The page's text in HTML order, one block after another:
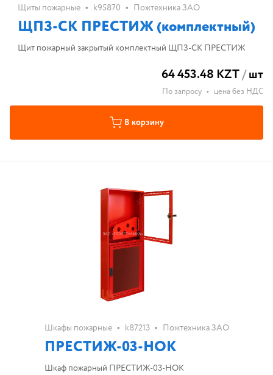
Щиты пожарные • k95870 • Пожтехника ЗАО
ЩПЗ-СК ПРЕСТИЖ (комплектный)
Щит пожарный закрытый комплектный ЩПЗ-СК ПРЕСТИЖ
64 453.48 KZT/шт
По запросу • цена без НДС
В корзину
Шкафы пожарные • k87213 • Пожтехника ЗАО
ПРЕСТИЖ-03-НОК
Шкаф пожарный ПРЕСТИЖ-03-НОК